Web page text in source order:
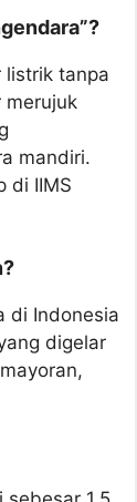
listrik tanpa
merujuk
mandiri.
di IIMS
di Indonesia
digelar